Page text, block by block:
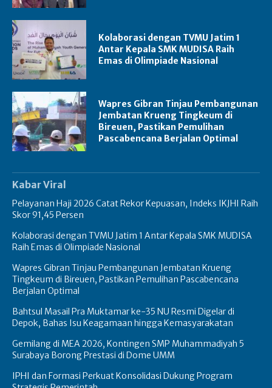
Kolaborasi dengan TVMU Jatim 1
Antar Kepala SMK MUDISA Raih
Emas di Olimpiade Nasional
Wapres Gibran Tinjau Pembangunan
Jembatan Krueng Tingkeum di
Bireuen, Pastikan Pemulihan
Pascabencana Berjalan Optimal
Kabar Viral
Pelayanan Haji 2026 Catat Rekor Kepuasan, Indeks IKJHI Raih
Skor 91,45 Persen
Kolaborasi dengan TVMU Jatim 1 Antar Kepala SMK MUDISA
Raih Emas di Olimpiade Nasional
Wapres Gibran Tinjau Pembangunan Jembatan Krueng
Tingkeum di Bireuen, Pastikan Pemulihan Pascabencana
Berjalan Optimal
Bahtsul Masail Pra Muktamar ke-35 NU Resmi Digelar di
Depok, Bahas Isu Keagamaan hingga Kemasyarakatan
Gemilang di MEA 2026, Kontingen SMP Muhammadiyah 5
Surabaya Borong Prestasi di Dome UMM
IPHI dan Formasi Perkuat Konsolidasi Dukung Program